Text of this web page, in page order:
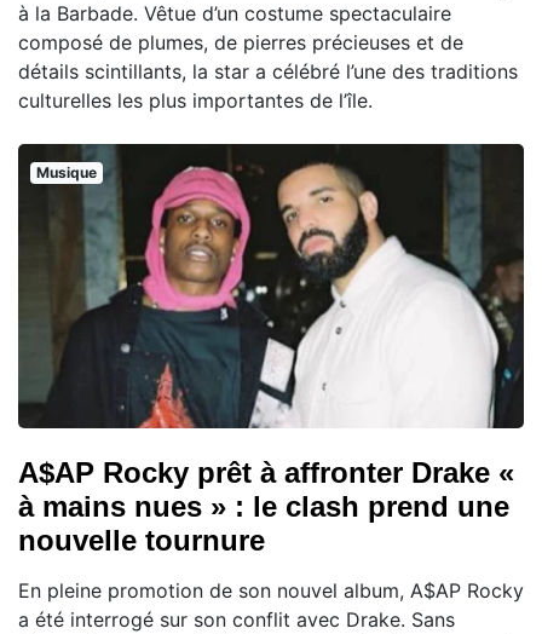
à la Barbade. Vêtue d’un costume spectaculaire
composé de plumes, de pierres précieuses et de
détails scintillants, la star a célébré l’une des traditions
culturelles les plus importantes de l’île.
Musique
A$AP Rocky prêt à affronter Drake «
à mains nues » : le clash prend une
nouvelle tournure
En pleine promotion de son nouvel album, A$AP Rocky
a été interrogé sur son conflit avec Drake. Sans